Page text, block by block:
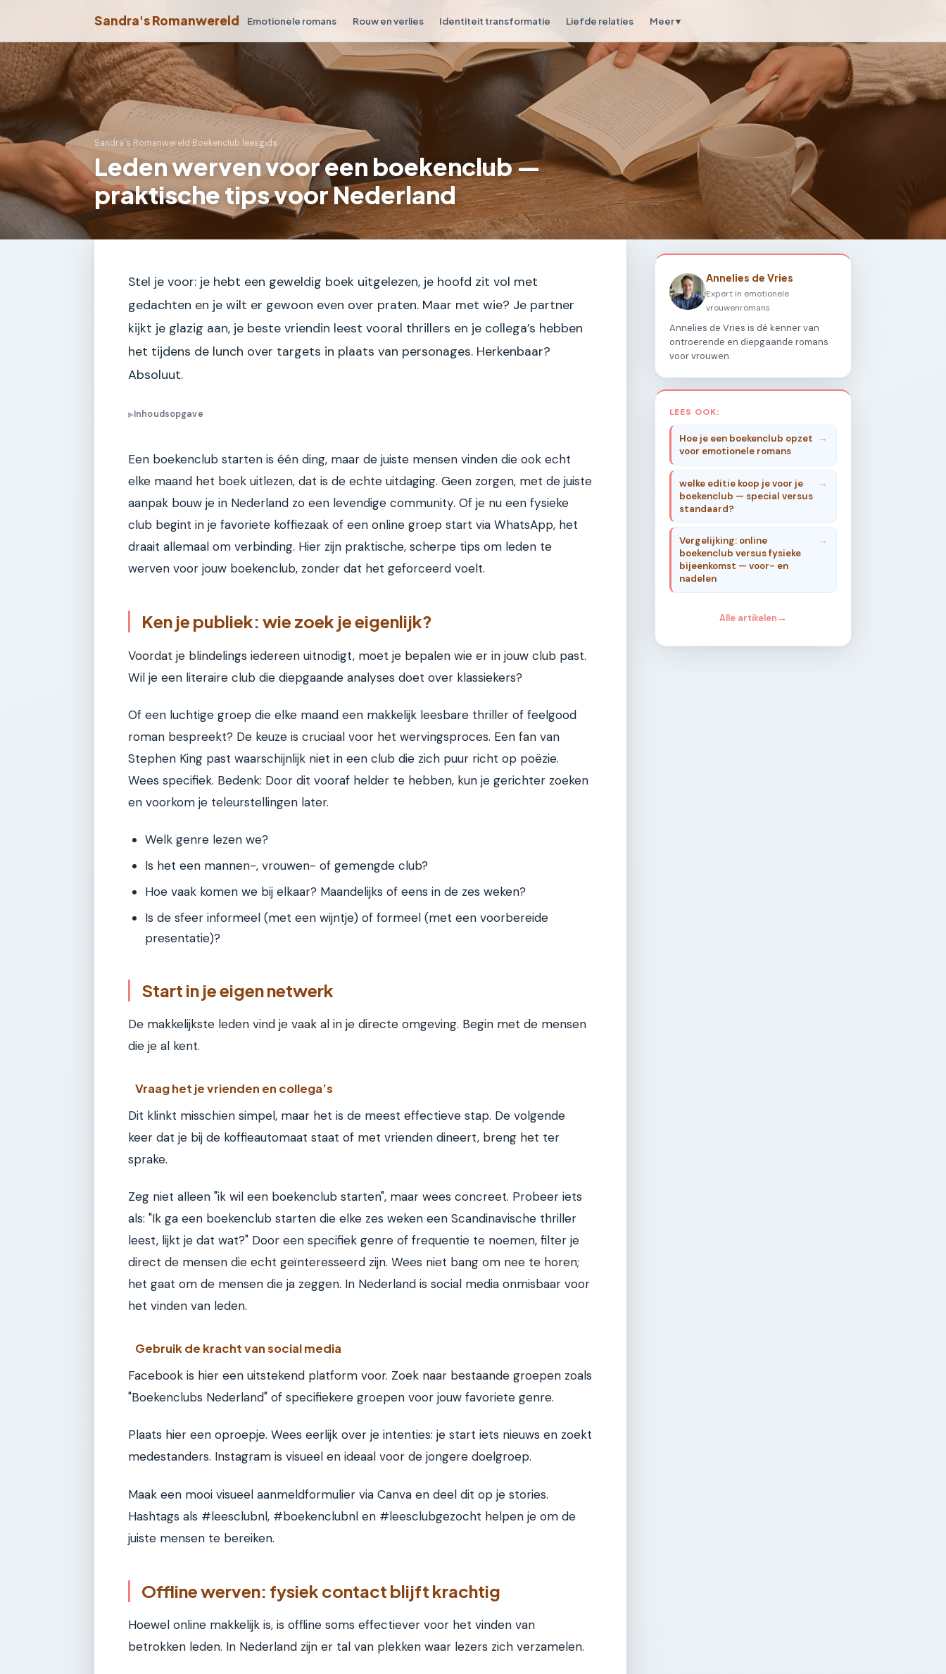
Sandra's Romanwereld Emotionele romans Rouw en verlies Identiteit transformatie Liefde relaties Meer ▾
Sandra's Romanwereld›Boekenclub leesgids
Leden werven voor een boekenclub —
praktische tips voor Nederland
Stel je voor: je hebt een geweldig boek uitgelezen, je hoofd zit vol met
gedachten en je wilt er gewoon even over praten. Maar met wie? Je partner
kijkt je glazig aan, je beste vriendin leest vooral thrillers en je collega’s hebben
het tijdens de lunch over targets in plaats van personages. Herkenbaar?
Absoluut.
▶Inhoudsopgave
Een boekenclub starten is één ding, maar de juiste mensen vinden die ook echt
elke maand het boek uitlezen, dat is de echte uitdaging. Geen zorgen, met de juiste
aanpak bouw je in Nederland zo een levendige community. Of je nu een fysieke
club begint in je favoriete koffiezaak of een online groep start via WhatsApp, het
draait allemaal om verbinding. Hier zijn praktische, scherpe tips om leden te
werven voor jouw boekenclub, zonder dat het geforceerd voelt.
Ken je publiek: wie zoek je eigenlijk?
Voordat je blindelings iedereen uitnodigt, moet je bepalen wie er in jouw club past.
Wil je een literaire club die diepgaande analyses doet over klassiekers?
Of een luchtige groep die elke maand een makkelijk leesbare thriller of feelgood
roman bespreekt? De keuze is cruciaal voor het wervingsproces. Een fan van
Stephen King past waarschijnlijk niet in een club die zich puur richt op poëzie.
Wees specifiek. Bedenk: Door dit vooraf helder te hebben, kun je gerichter zoeken
en voorkom je teleurstellingen later.
Welk genre lezen we?
Is het een mannen-, vrouwen- of gemengde club?
Hoe vaak komen we bij elkaar? Maandelijks of eens in de zes weken?
Is de sfeer informeel (met een wijntje) of formeel (met een voorbereide
presentatie)?
Start in je eigen netwerk
De makkelijkste leden vind je vaak al in je directe omgeving. Begin met de mensen
die je al kent.
Vraag het je vrienden en collega’s
Dit klinkt misschien simpel, maar het is de meest effectieve stap. De volgende
keer dat je bij de koffieautomaat staat of met vrienden dineert, breng het ter
sprake.
Zeg niet alleen "ik wil een boekenclub starten", maar wees concreet. Probeer iets
als: "Ik ga een boekenclub starten die elke zes weken een Scandinavische thriller
leest, lijkt je dat wat?" Door een specifiek genre of frequentie te noemen, filter je
direct de mensen die echt geïnteresseerd zijn. Wees niet bang om nee te horen;
het gaat om de mensen die ja zeggen. In Nederland is social media onmisbaar voor
het vinden van leden.
Gebruik de kracht van social media
Facebook is hier een uitstekend platform voor. Zoek naar bestaande groepen zoals
"Boekenclubs Nederland" of specifiekere groepen voor jouw favoriete genre.
Plaats hier een oproepje. Wees eerlijk over je intenties: je start iets nieuws en zoekt
medestanders. Instagram is visueel en ideaal voor de jongere doelgroep.
Maak een mooi visueel aanmeldformulier via Canva en deel dit op je stories.
Hashtags als #leesclubnl, #boekenclubnl en #leesclubgezocht helpen je om de
juiste mensen te bereiken.
Offline werven: fysiek contact blijft krachtig
Hoewel online makkelijk is, is offline soms effectiever voor het vinden van
betrokken leden. In Nederland zijn er tal van plekken waar lezers zich verzamelen.
Annelies de Vries
Expert in emotionele
vrouwenromans
Annelies de Vries is dé kenner van
ontroerende en diepgaande romans
voor vrouwen.
LEES OOK:
Hoe je een boekenclub opzet
voor emotionele romans
welke editie koop je voor je
boekenclub — special versus
standaard?
Vergelijking: online
boekenclub versus fysieke
bijeenkomst — voor- en
nadelen
Alle artikelen